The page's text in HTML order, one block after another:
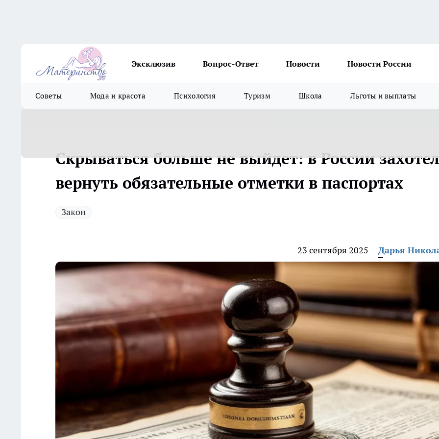
Эксклюзив Вопрос-Ответ Новости Новости России
Советы Мода и красота Психология Туризм Школа Льготы и выплаты
Скрываться больше не выйдет: в России
вернуть обязательные отметки в паспортах
Закон
23 сентября 2025 Дарья